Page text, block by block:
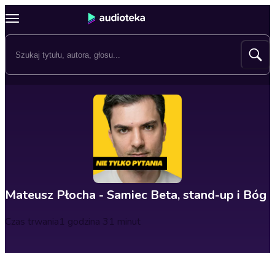
Mateusz Płocha - Samiec Beta, stand-up i Bóg
Czas trwania1 godzina 31 minut